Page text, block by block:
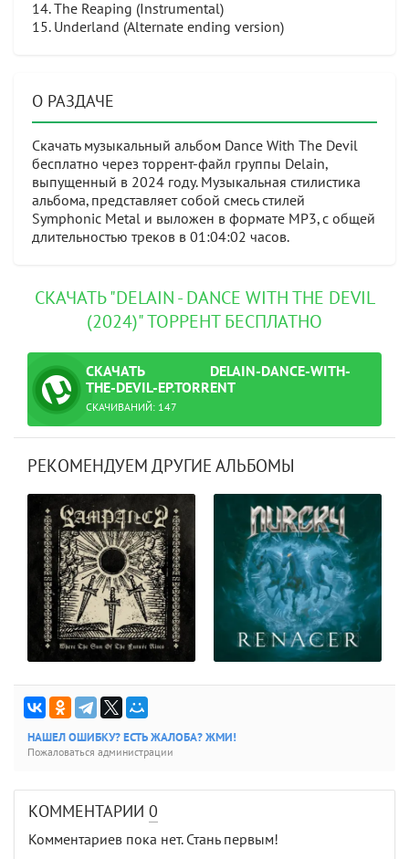
14. The Reaping (Instrumental)
15. Underland (Alternate ending version)
О РАЗДАЧЕ
Скачать музыкальный альбом Dance With The Devil
бесплатно через торрент-файл группы Delain,
выпущенный в 2024 году. Музыкальная стилистика
альбома, представляет собой смесь стилей
Symphonic Metal и выложен в формате MP3, с общей
длительностью треков в 01:04:02 часов.
СКАЧАТЬ "DELAIN - DANCE WITH THE DEVIL
(2024)" ТОРРЕНТ БЕСПЛАТНО
СКАЧАТЬ
ТОРРЕНТ
DELAIN-DANCE-WITH-
THE-DEVIL-EP.TORRENT
СКАЧИВАНИЙ: 147
РЕКОМЕНДУЕМ ДРУГИЕ АЛЬБОМЫ
НАШЕЛ ОШИБКУ? ЕСТЬ ЖАЛОБА? ЖМИ!
Пожаловаться администрации
КОММЕНТАРИИ 0
Комментариев пока нет. Стань первым!